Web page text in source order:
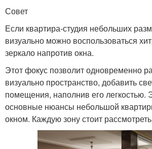
Совет
Если квартира-студия небольших
визуально можно воспользоваться
зеркало напротив окна.
Этот фокус позволит одновременно
визуально пространство, добавить
помещения, наполнив его легкостью.
основные нюансы небольшой
окном. Каждую зону стоит